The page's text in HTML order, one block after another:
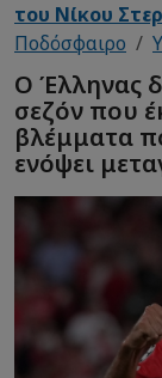
του Νίκου
Ποδόσφαιρο
Ο Έλληνας
σεζόν που
βλέμματα
ενόψει